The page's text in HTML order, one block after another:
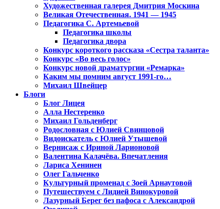
Художественная галерея Дмитрия Москина
Великая Отечественная. 1941 — 1945
Педагогика С. Артемьевой
Педагогика школы
Педагогика двора
Конкурс короткого рассказа «Сестра таланта»
Конкурс «Во весь голос»
Конкурс новой драматургии «Ремарка»
Каким мы помним август 1991-го…
Михаил Швейцер
Блоги
Блог Лицея
Алла Нестеренко
Михаил Гольденберг
Родословная с Юлией Свинцовой
Видоискатель с Юлией Утышевой
Вернисаж с Ириной Ларионовой
Валентина Калачёва. Впечатления
Лариса Хенинен
Олег Гальченко
Культурный променад с Зоей Арнаутовой
Путешествуем с Лидией Винокуровой
Лазурный Берег без пафоса с Александрой